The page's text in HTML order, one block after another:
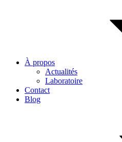
À propos
Actualités
Laboratoire
Contact
Blog